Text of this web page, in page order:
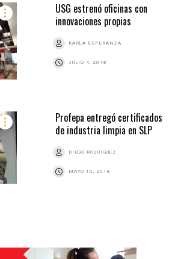
USG estrenó oficinas con
innovaciones propias
KARLA ESPERANZA
JULIO 4, 2018
Profepa entregó certificados
de industria limpia en SLP
DIEGO RODRÍGUEZ
MAYO 10, 2018